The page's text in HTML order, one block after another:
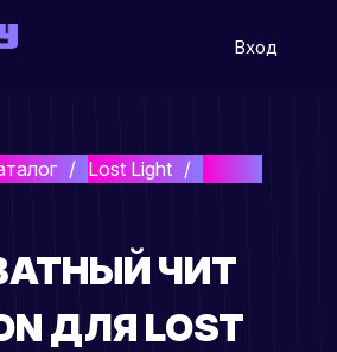
Вход
Lost Light
ЧИТ
ДЛЯ LOST